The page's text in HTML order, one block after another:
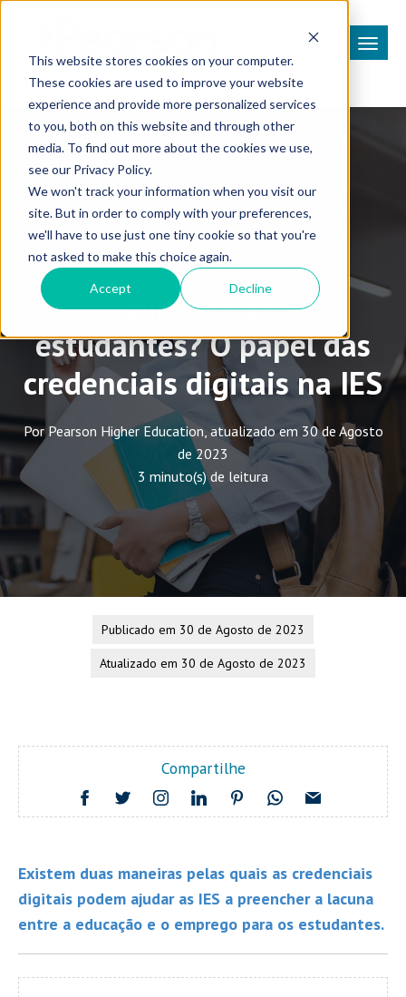
This website stores cookies on your computer.
These cookies are used to improve your website
experience and provide more personalized services
to you, both on this website and through other
media. To find out more about the cookies we use,
see our Privacy Policy.
We won't track your information when you visit our
site. But in order to comply with your preferences,
we'll have to use just one tiny cookie so that you're
not asked to make this choice again.
Accept Decline
Plataformas de Aprendizagem
O que motiva os
estudantes? O papel das
credenciais digitais na IES
Por Pearson Higher Education, atualizado em 30 de Agosto
de 2023
3 minuto(s) de leitura
Publicado em 30 de Agosto de 2023
Atualizado em 30 de Agosto de 2023
Compartilhe
Existem duas maneiras pelas quais as credenciais
digitais podem ajudar as IES a preencher a lacuna
entre a educação e o emprego para os estudantes.